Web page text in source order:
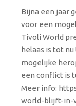
Bijna een jaar
voor een
Tivoli World
helaas is tot
mogelijke
een conflict is
Meer info:
world-blijft-in-